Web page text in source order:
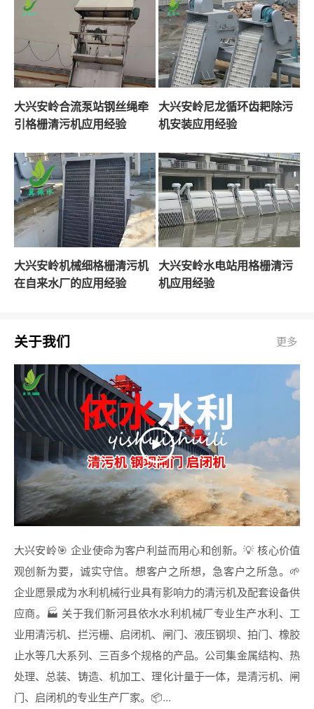
大兴安岭合流泵站钢丝绳牵
引格栅清污机应用经验
大兴安岭尼龙循环齿耙除污
机安装应用经验
大兴安岭机械细格栅清污机
在自来水厂的应用经验
大兴安岭水电站用格栅清污
机应用经验
关于我们 更多
大兴安岭🎯 企业使命为客户利益而用心和创新。💡 核心价值
观创新为要，诚实守信。想客户之所想，急客户之所急。🌱
企业愿景成为水利机械行业具有影响力的清污机及配套设备供
应商。🏭 关于我们新河县依水水利机械厂专业生产水利、工
业用清污机、拦污栅、启闭机、闸门、液压钢坝、拍门、橡胶
止水等几大系列、三百多个规格的产品。公司集金属结构、热
处理、总装、铸造、机加工、理化计量于一体，是清污机、闸
门、启闭机的专业生产厂家。📦...